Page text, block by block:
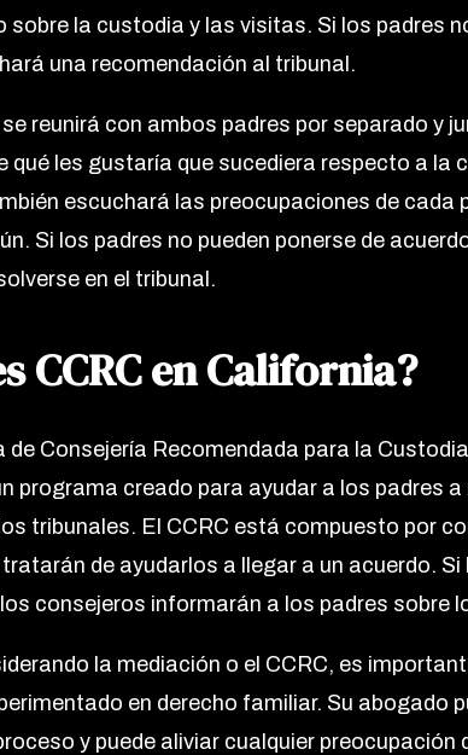
sobre la custodia y las visitas. Si los padres
una recomendación al tribunal.
reunirá con ambos padres por separado y
qué les gustaría que sucediera respecto a la
escuchará las preocupaciones de cada
Si los padres no pueden ponerse de
en el tribunal.
CCRC en California?
de Consejería Recomendada para la
programa creado para ayudar a los padres
tribunales. El CCRC está compuesto por
tratarán de ayudarlos a llegar a un acuerdo.
consejeros informarán a los padres sobre
la mediación o el CCRC, es
en derecho familiar. Su abogado
y puede aliviar cualquier preocupación